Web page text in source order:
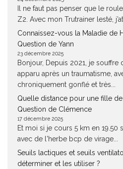
Il ne faut pas penser que le
Z2. Avec mon Trutrainer lesté,
Connaissez-vous la Maladie de
Question de Yann
23 décembre 2025
Bonjour, Depuis 2021, je souffre
apparu après un traumatisme,
chroniquement gonflé et très...
Quelle distance pour une fille de
Question de Clémence
17 décembre 2025
Et moi si je cours 5 km en 19.50
avec de l'herbe bcp de virage...
Seuils lactiques et seuils
déterminer et les utiliser ?